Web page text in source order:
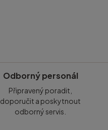
Odborný personál
Připravený poradit,
doporučit a poskytnout
odborný servis.